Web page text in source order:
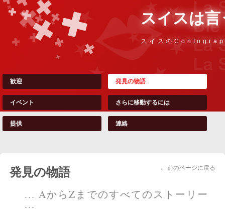
スイスは言
スイスの
歓迎 発見の物語
イベント さらに移動するには
提供 連絡
← 前のページに戻る
発見の物語
... AからZまでのすべてのストーリー
...